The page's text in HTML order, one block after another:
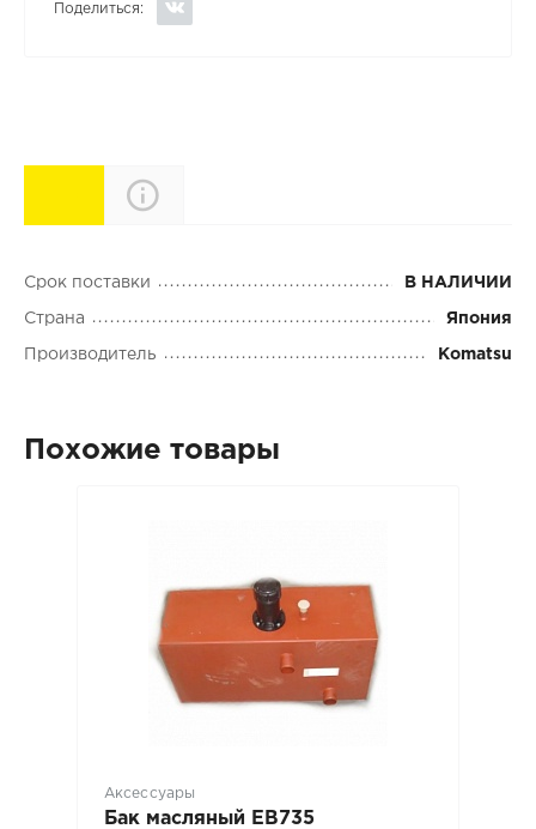
Поделиться:
Характеристики
Срок поставки В НАЛИЧИИ
Страна Япония
Производитель Komatsu
Похожие товары
Аксессуары
Бак масляный ЕВ735